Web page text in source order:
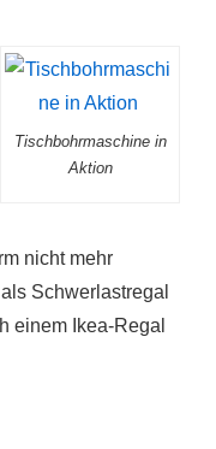
Tischbohrmaschine in
Aktion
nicht mehr
Schwerlastregal
einem Ikea-Regal